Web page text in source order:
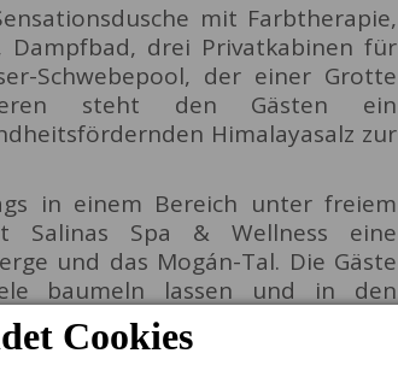
mit Farbtherapie,
Dampfbad, drei Privatkabinen für
Schwebepool, der einer Grotte
steht den Gästen ein
Himalayasalz zur
in einem Bereich unter freiem
Salinas Spa & Wellness eine
und das Mogán-Tal. Die Gäste
baumeln lassen und in den
Düsen, einem Waserpilz